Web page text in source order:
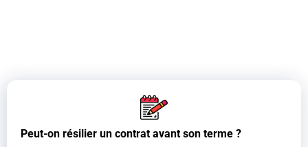
Peut-on résilier un contrat avant son terme ?